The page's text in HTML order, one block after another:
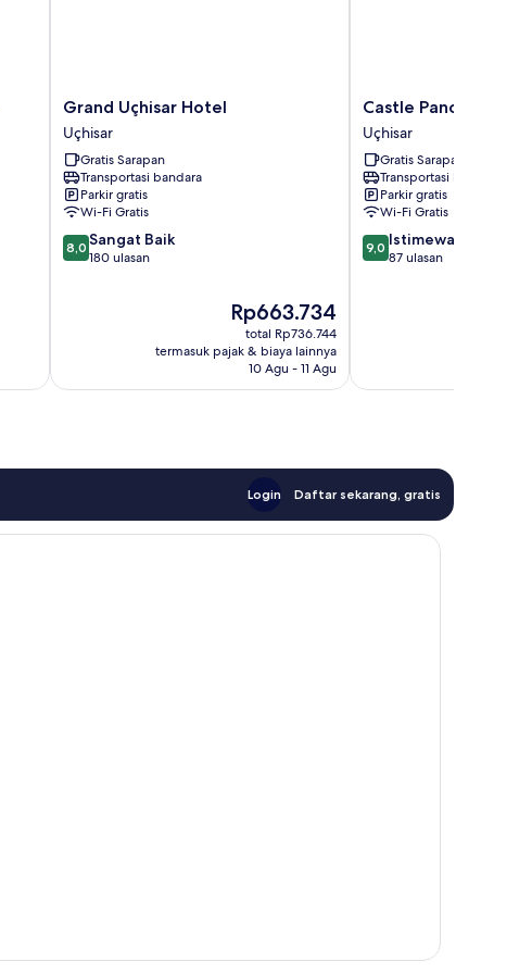
Grand
Uçhisar
Hotel
Uçhisar
Grand Uçhisar Hotel
Uçhisar
Gratis Sarapan
Transportasi bandara
Parkir gratis
Wi-Fi Gratis
8.0
dari
8,0 Sangat Baik
180 ulasan
Harga
sekarang
Rp663.734
Rp663.734
total Rp736.744
termasuk pajak & biaya lainnya
10 Agu - 11 Agu
Castle
Panorama
House
Uçhisar
Castle Panorama
Uçhisar
Gratis Sarapan
Transportasi bandara
Parkir gratis
Wi-Fi Gratis
9.0
dari
9,0 Istimewa
87 ulasan
Login Daftar sekarang, gratis